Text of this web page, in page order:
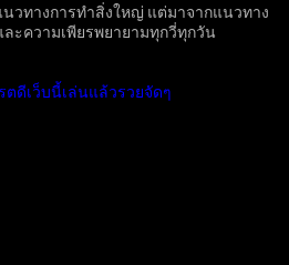
วทางการทำสิ่งใหญ่ แต่มาจากแนวทาง
ะความเพียรพยายามทุกวี่ทุกวัน
ดีเว็บนี้เล่นแล้วรวยจัดๆ